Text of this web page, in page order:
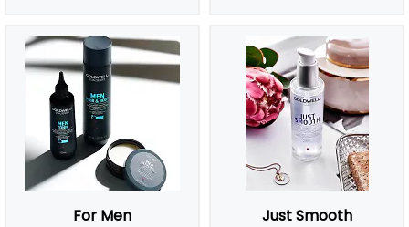
For Men Just Smooth